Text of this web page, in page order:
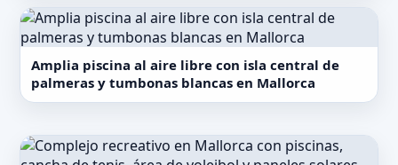
Amplia piscina al aire libre con isla central de
palmeras y tumbonas blancas en Mallorca